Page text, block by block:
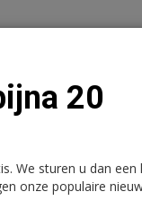
Juridisch | Fiscaal
20
We sturen u dan een
onze populaire